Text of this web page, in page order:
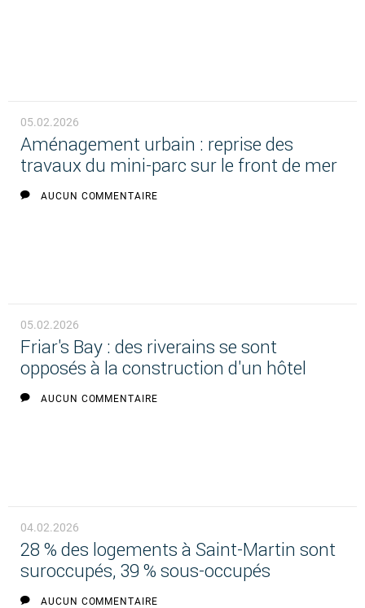
05.02.2026
Aménagement urbain : reprise des
travaux du mini-parc sur le front de mer
AUCUN COMMENTAIRE
05.02.2026
Friar's Bay : des riverains se sont
opposés à la construction d'un hôtel
AUCUN COMMENTAIRE
04.02.2026
28 % des logements à Saint-Martin sont
suroccupés, 39 % sous-occupés
AUCUN COMMENTAIRE